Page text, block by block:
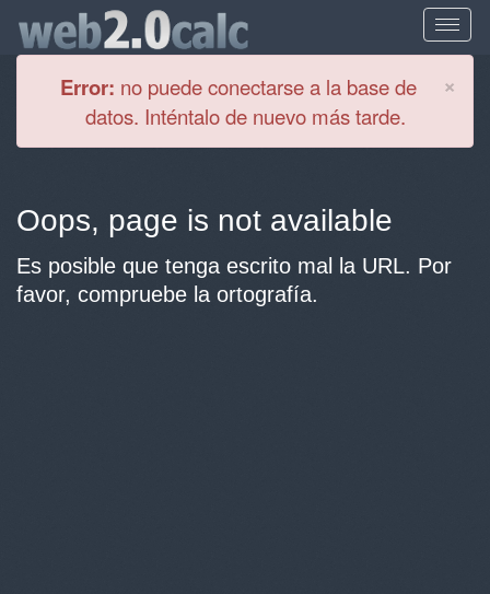
×
Error: no puede conectarse a la base de
datos. Inténtalo de nuevo más tarde.
Oops, page is not available
Es posible que tenga escrito mal la URL. Por
favor, compruebe la ortografía.